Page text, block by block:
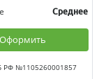
Среднее
Оформить
РФ №1105260001857